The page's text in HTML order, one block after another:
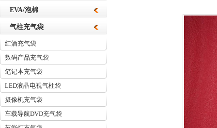
EVA/泡棉
气柱充气袋
红酒充气袋
数码产品充气袋
笔记本充气袋
LED液晶电视气柱袋
摄像机充气袋
车载导航DVD充气袋